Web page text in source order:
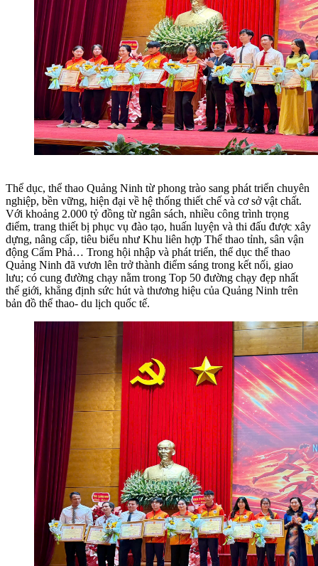
Thể dục, thể thao Quảng Ninh từ phong trào sang phát triển chuyên
nghiệp, bền vững, hiện đại về hệ thống thiết chế và cơ sở vật chất.
Với khoảng 2.000 tỷ đồng từ ngân sách, nhiều công trình trọng
điểm, trang thiết bị phục vụ đào tạo, huấn luyện và thi đấu được xây
dựng, nâng cấp, tiêu biểu như Khu liên hợp Thể thao tỉnh, sân vận
động Cẩm Phả… Trong hội nhập và phát triển, thể dục thể thao
Quảng Ninh đã vươn lên trở thành điểm sáng trong kết nối, giao
lưu; có cung đường chạy nằm trong Top 50 đường chạy đẹp nhất
thế giới, khẳng định sức hút và thương hiệu của Quảng Ninh trên
bản đồ thể thao- du lịch quốc tế.